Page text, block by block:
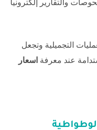
والتقارير إلكترونياً
التجميلية وتجعل
عند معرفة اسعار